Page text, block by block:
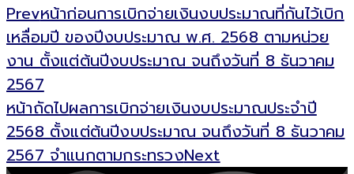
Prevหน้าก่อนการเบิกจ่ายเงินงบประมาณที่กันไว้เบิก
เหลื่อมปี ของปีงบประมาณ พ.ศ. 2568 ตามหน่วย
งาน ตั้งแต่ต้นปีงบประมาณ จนถึงวันที่ 8 ธันวาคม
2567
หน้าถัดไปผลการเบิกจ่ายเงินงบประมาณประจำปี
2568 ตั้งแต่ต้นปีงบประมาณ จนถึงวันที่ 8 ธันวาคม
2567 จำแนกตามกระทรวงNext